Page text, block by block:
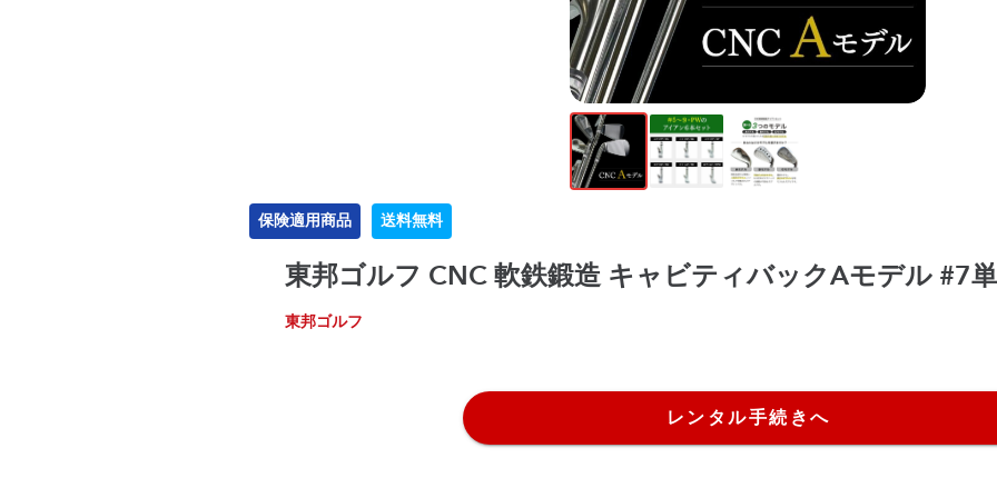
保険適用商品 送料無料
東邦ゴルフ CNC 軟鉄鍛造 キャビティバックAモデル #7
東邦ゴルフ
レンタル手続きへ